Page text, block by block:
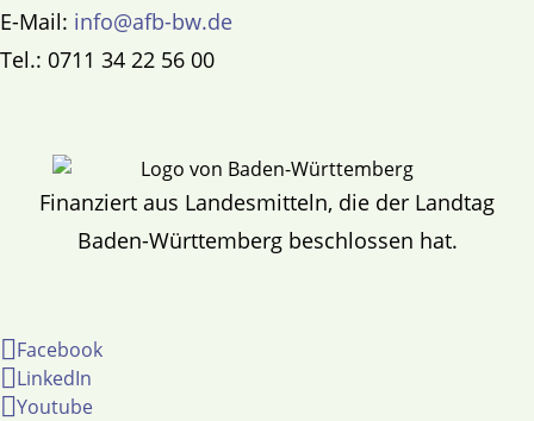
E-Mail: info@afb-bw.de
Tel.: 0711 34 22 56 00
Finanziert aus Landesmitteln, die der Landtag
Baden-Württemberg beschlossen hat.
Facebook
LinkedIn
Youtube